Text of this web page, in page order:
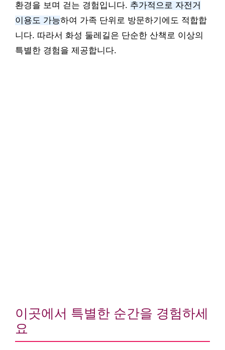
환경을 보며 걷는 경험입니다. 추가적으로 자전거
이용도 가능하여 가족 단위로 방문하기에도 적합합
니다. 따라서 화성 둘레길은 단순한 산책로 이상의
특별한 경험을 제공합니다.
이곳에서 특별한 순간을 경험하세
요